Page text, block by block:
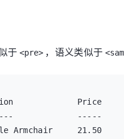
于 <pre> ，语义类似于
Price
-----
21.50